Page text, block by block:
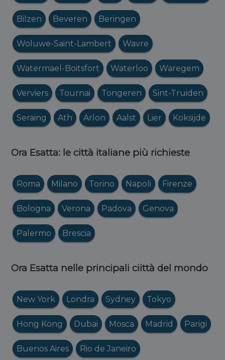
Bilzen Beveren Beringen
Woluwe-Saint-Lambert Wavre
Watermael-Boitsfort Waterloo Waregem
Verviers Tournai Tongeren Sint-Truiden
Seraing Ath Arlon Aalst Lier Koksijde
Ora Esatta: le città italiane più richieste
Roma Milano Torino Napoli Firenze
Bologna Verona Padova Genova
Palermo Brescia
Ora Esatta nelle principali ciittà del mondo
New York Londra Sydney Tokyo
Hong Kong Dubai Mosca Madrid Parigi
Buenos Aires Rio de Janeiro